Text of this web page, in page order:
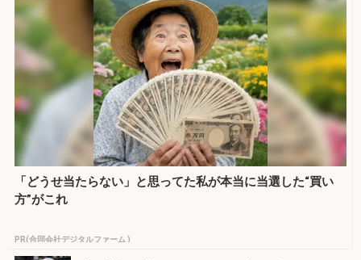
「どうせ当たらない」と思ってた私が本当に当選した“買い
方”がこれ
PR(合同会社デジタルファーム )